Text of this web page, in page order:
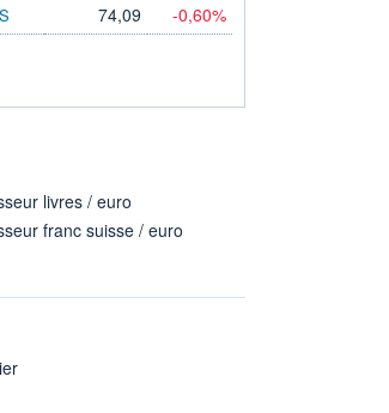
74,09 -0,60%
livres / euro
franc suisse / euro